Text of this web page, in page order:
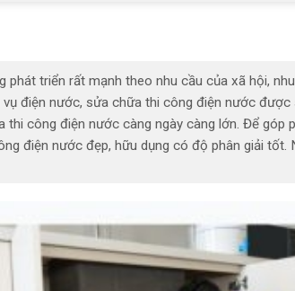
triển rất mạnh theo nhu cầu của xã hội,
điện nước, sửa chữa thi công điện nước
công điện nước càng ngày càng lớn. Để
điện nước đẹp, hữu dụng có độ phân giải